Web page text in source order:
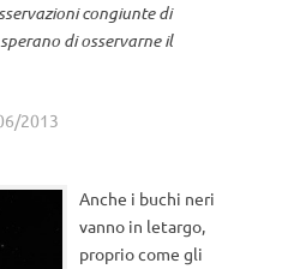
congiunte di
di osservarne il
2013
Anche i buchi neri
vanno in letargo,
proprio come gli